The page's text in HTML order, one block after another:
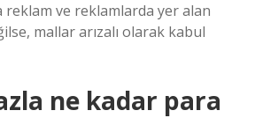
reklam ve reklamlarda yer alan
mallar arızalı olarak kabul
ne kadar para